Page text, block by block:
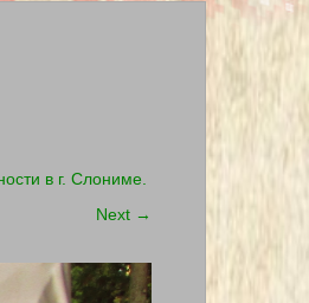
в г. Слониме.
Next →